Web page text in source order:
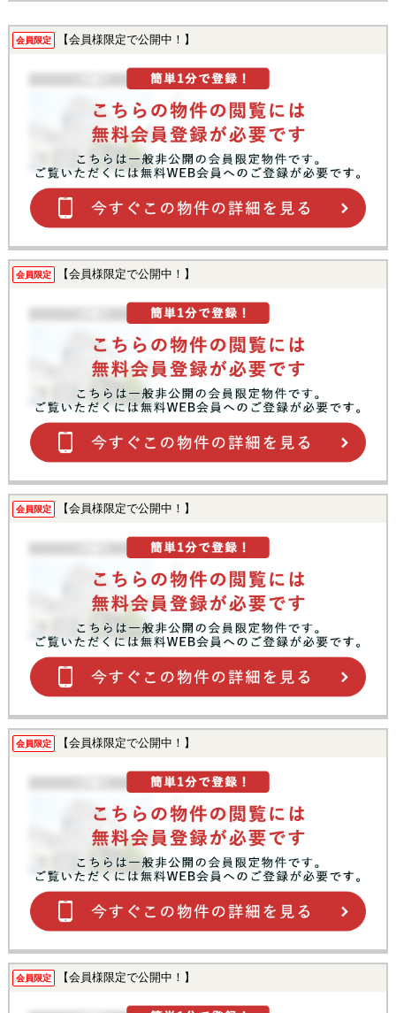
会員限定 【会員様限定で公開中！】
会員限定 【会員様限定で公開中！】
会員限定 【会員様限定で公開中！】
会員限定 【会員様限定で公開中！】
会員限定 【会員様限定で公開中！】